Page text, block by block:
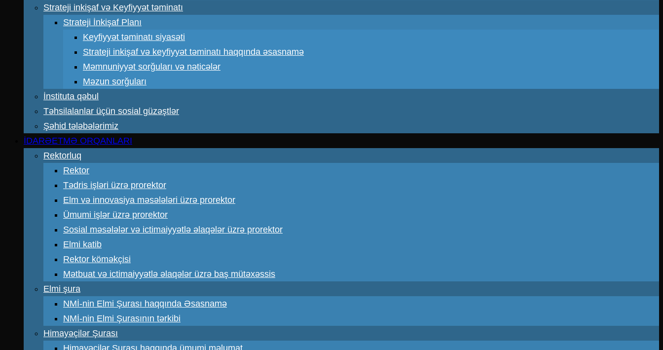
Strateji inkişaf və Keyfiyyət təminatı
Strateji İnkişaf Planı
Keyfiyyət təminatı siyasəti
Strateji inkişaf və keyfiyyət təminatı haqqında əsasnamə
Məmnuniyyət sorğuları və nəticələr
Məzun sorğuları
İnstituta qəbul
Təhsilalanlar üçün sosial güzəştlər
Şəhid tələbələrimiz
İDARƏETMƏ ORQANLARI
Rektorluq
Rektor
Tədris işləri üzrə prorektor
Elm və innovasiya məsələləri üzrə prorektor
Ümumi işlər üzrə prorektor
Sosial məsələlər və ictimaiyyətlə əlaqələr üzrə prorektor
Elmi katib
Rektor köməkçisi
Mətbuat və ictimaiyyətlə əlaqələr üzrə baş mütəxəssis
Elmi şura
NMİ-nin Elmi Şurası haqqında Əsasnamə
NMİ-nin Elmi Şurasının tərkibi
Himayəçilər Şurası
Himayəçilər Şurası haqqında ümumi məlumat